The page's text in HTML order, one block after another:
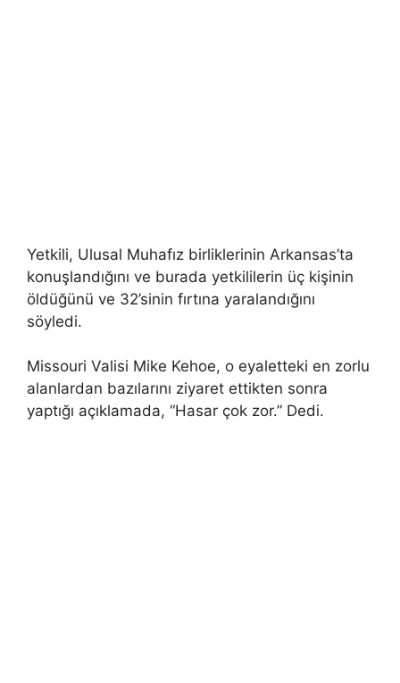
Yetkili, Ulusal Muhafız birliklerinin Arkansas’ta
konuşlandığını ve burada yetkililerin üç kişinin
öldüğünü ve 32’sinin fırtına yaralandığını
söyledi.
Missouri Valisi Mike Kehoe, o eyaletteki en zorlu
alanlardan bazılarını ziyaret ettikten sonra
yaptığı açıklamada, “Hasar çok zor.” Dedi.